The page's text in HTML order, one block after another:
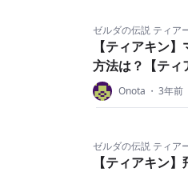
ゼルダの伝説 ティア
【ティアキン
方法は？【ティ
Onota ・ 3年前
ゼルダの伝説 ティア
【ティアキン